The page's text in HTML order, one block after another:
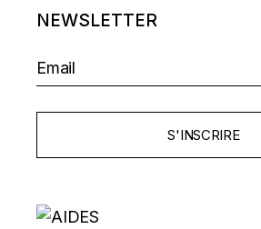
NEWSLETTER
S'INSCRIRE